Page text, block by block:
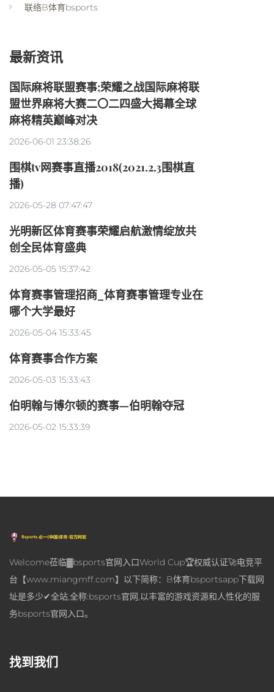
联络B体育bsports
最新资讯
国际麻将联盟赛事;荣耀之战国际麻将联
盟世界麻将大赛二〇二四盛大揭幕全球
麻将精英巅峰对决
2026-06-01 23:38:26
围棋tv网赛事直播2018(2021.2.3围棋直
播)
2026-05-28 07:47:47
光明新区体育赛事荣耀启航激情绽放共
创全民体育盛典
2026-05-05 15:37:42
体育赛事管理招商_体育赛事管理专业在
哪个大学最好
2026-05-04 15:33:45
体育赛事合作方案
2026-05-03 15:33:43
伯明翰与博尔顿的赛事—伯明翰夺冠
2026-05-02 15:33:39
Welcome莅临▓bsports官网入口World Cup🏆权威认证🚀电竞平
台【www.miangmff.com】以下简称：B体育bsportsapp下载网
址是多少✔全站,全称:bsports官网,以丰富的游戏资源和人性化的服
务bsports官网入口。
找到我们